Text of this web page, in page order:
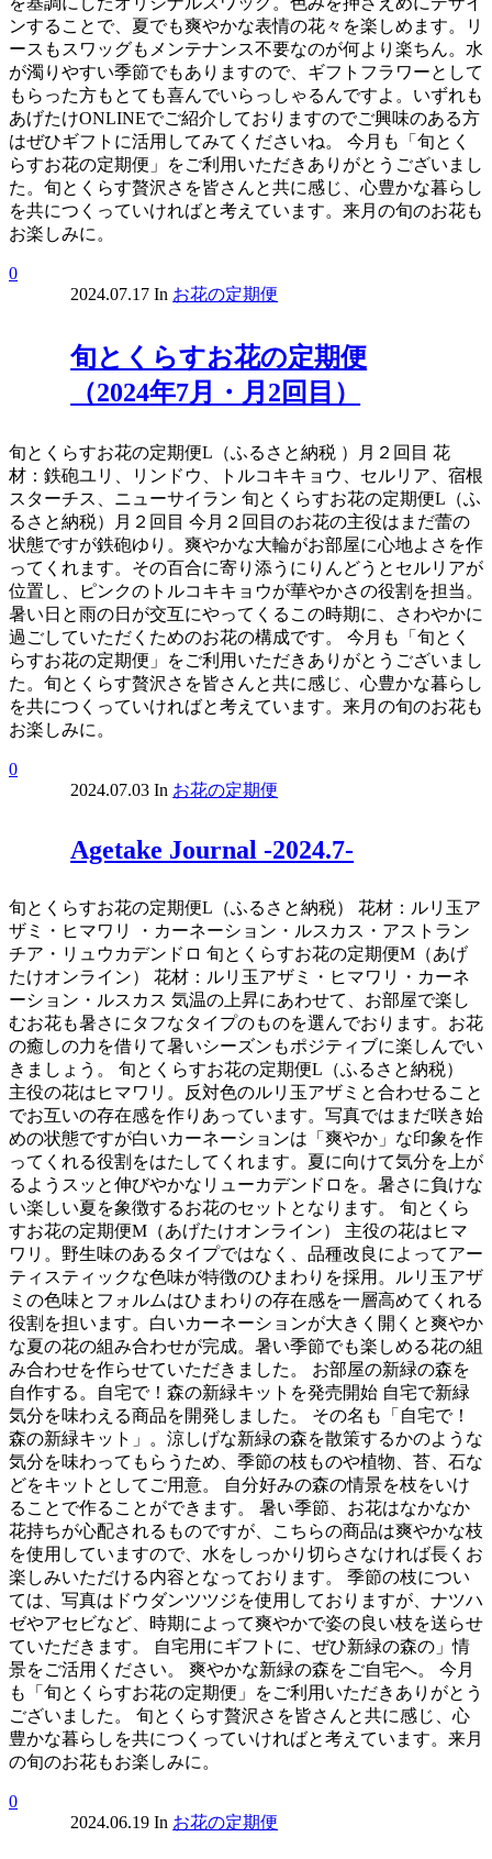
ンすることで、夏でも爽やかな表情の花々を楽しめます。リ
ースもスワッグもメンテナンス不要なのが何より楽ちん。水
が濁りやすい季節でもありますので、ギフトフラワーとして
もらった方もとても喜んでいらっしゃるんですよ。いずれも
あげたけONLINEでご紹介しておりますのでご興味のある方
はぜひギフトに活用してみてくださいね。 今月も「旬とく
らすお花の定期便」をご利用いただきありがとうございまし
た。旬とくらす贅沢さを皆さんと共に感じ、心豊かな暮らし
を共につくっていければと考えています。来月の旬のお花も
お楽しみに。
0
2024.07.17 In お花の定期便
旬とくらすお花の定期便
（2024年7月・月2回目）
旬とくらすお花の定期便L（ふるさと納税 ）月２回目 花
材：鉄砲ユリ、リンドウ、トルコキキョウ、セルリア、宿根
スターチス、ニューサイラン 旬とくらすお花の定期便L（ふ
るさと納税）月２回目 今月２回目のお花の主役はまだ蕾の
状態ですが鉄砲ゆり。爽やかな大輪がお部屋に心地よさを作
ってくれます。その百合に寄り添うにりんどうとセルリアが
位置し、ピンクのトルコキキョウが華やかさの役割を担当。
暑い日と雨の日が交互にやってくるこの時期に、さわやかに
過ごしていただくためのお花の構成です。 今月も「旬とく
らすお花の定期便」をご利用いただきありがとうございまし
た。旬とくらす贅沢さを皆さんと共に感じ、心豊かな暮らし
を共につくっていければと考えています。来月の旬のお花も
お楽しみに。
0
2024.07.03 In お花の定期便
Agetake Journal -2024.7-
旬とくらすお花の定期便L（ふるさと納税） 花材：ルリ玉ア
ザミ・ヒマワリ ・カーネーション・ルスカス・アストラン
チア・リュウカデンドロ 旬とくらすお花の定期便M（あげ
たけオンライン） 花材：ルリ玉アザミ・ヒマワリ・カーネ
ーション・ルスカス 気温の上昇にあわせて、お部屋で楽し
むお花も暑さにタフなタイプのものを選んでおります。お花
の癒しの力を借りて暑いシーズンもポジティブに楽しんでい
きましょう。 旬とくらすお花の定期便L（ふるさと納税）
主役の花はヒマワリ。反対色のルリ玉アザミと合わせること
でお互いの存在感を作りあっています。写真ではまだ咲き始
めの状態ですが白いカーネーションは「爽やか」な印象を作
ってくれる役割をはたしてくれます。夏に向けて気分を上が
るようスッと伸びやかなリューカデンドロを。暑さに負けな
い楽しい夏を象徴するお花のセットとなります。 旬とくら
すお花の定期便M（あげたけオンライン） 主役の花はヒマ
ワリ。野生味のあるタイプではなく、品種改良によってアー
ティスティックな色味が特徴のひまわりを採用。ルリ玉アザ
ミの色味とフォルムはひまわりの存在感を一層高めてくれる
役割を担います。白いカーネーションが大きく開くと爽やか
な夏の花の組み合わせが完成。暑い季節でも楽しめる花の組
み合わせを作らせていただきました。 お部屋の新緑の森を
自作する。自宅で！森の新緑キットを発売開始 自宅で新緑
気分を味わえる商品を開発しました。 その名も「自宅で！
森の新緑キット」。涼しげな新緑の森を散策するかのような
気分を味わってもらうため、季節の枝ものや植物、苔、石な
どをキットとしてご用意。 自分好みの森の情景を枝をいけ
ることで作ることができます。 暑い季節、お花はなかなか
花持ちが心配されるものですが、こちらの商品は爽やかな枝
を使用していますので、水をしっかり切らさなければ長くお
楽しみいただける内容となっております。 季節の枝につい
ては、写真はドウダンツツジを使用しておりますが、ナツハ
ゼやアセビなど、時期によって爽やかで姿の良い枝を送らせ
ていただきます。 自宅用にギフトに、ぜひ新緑の森の」情
景をご活用ください。 爽やかな新緑の森をご自宅へ。 今月
も「旬とくらすお花の定期便」をご利用いただきありがとう
ございました。 旬とくらす贅沢さを皆さんと共に感じ、心
豊かな暮らしを共につくっていければと考えています。来月
の旬のお花もお楽しみに。
0
2024.06.19 In お花の定期便